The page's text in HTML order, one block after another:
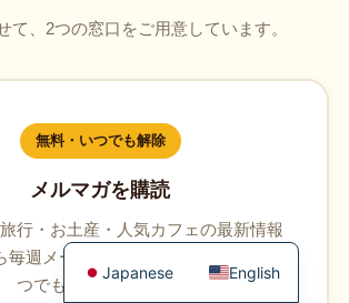
て、2つの窓口をご用意しています。
無料・いつでも解除
メルマガを購読
行・お土産・人気カフェの最新情報
毎週メールでお届け。登録は無料、い
つでも解除できます。
Japanese English